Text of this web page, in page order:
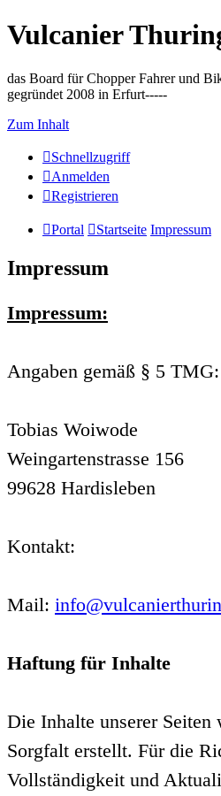
Vulcanier
das Board für Chopper Fahrer und
gegründet 2008 in Erfurt-----
Zum Inhalt
Schnellzugriff
Anmelden
Registrieren
Portal Startseite Impressum
Impressum
Impressum:
Angaben gemäß § 5 TMG:
Tobias Woiwode
Weingartenstrasse 156
99628 Hardisleben
Kontakt:
Mail:
Haftung für Inhalte
Die Inhalte unserer Seiten
Sorgfalt erstellt. Für die
Vollständigkeit und